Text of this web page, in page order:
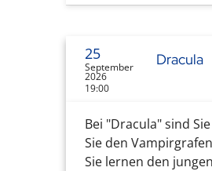
25
September
2026
19:00
Dracula
Bei "Dracula" sind
Sie den
Sie lernen den